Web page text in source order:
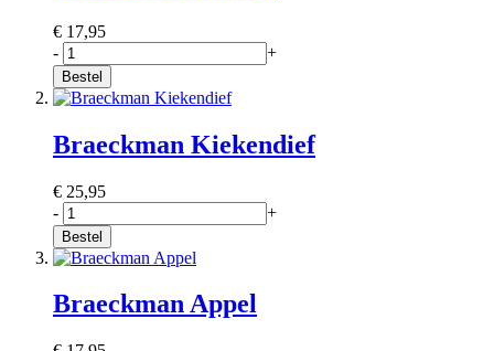
€ 17,95
-
+
Bestel
Braeckman Kiekendief
€ 25,95
-
+
Bestel
Braeckman Appel